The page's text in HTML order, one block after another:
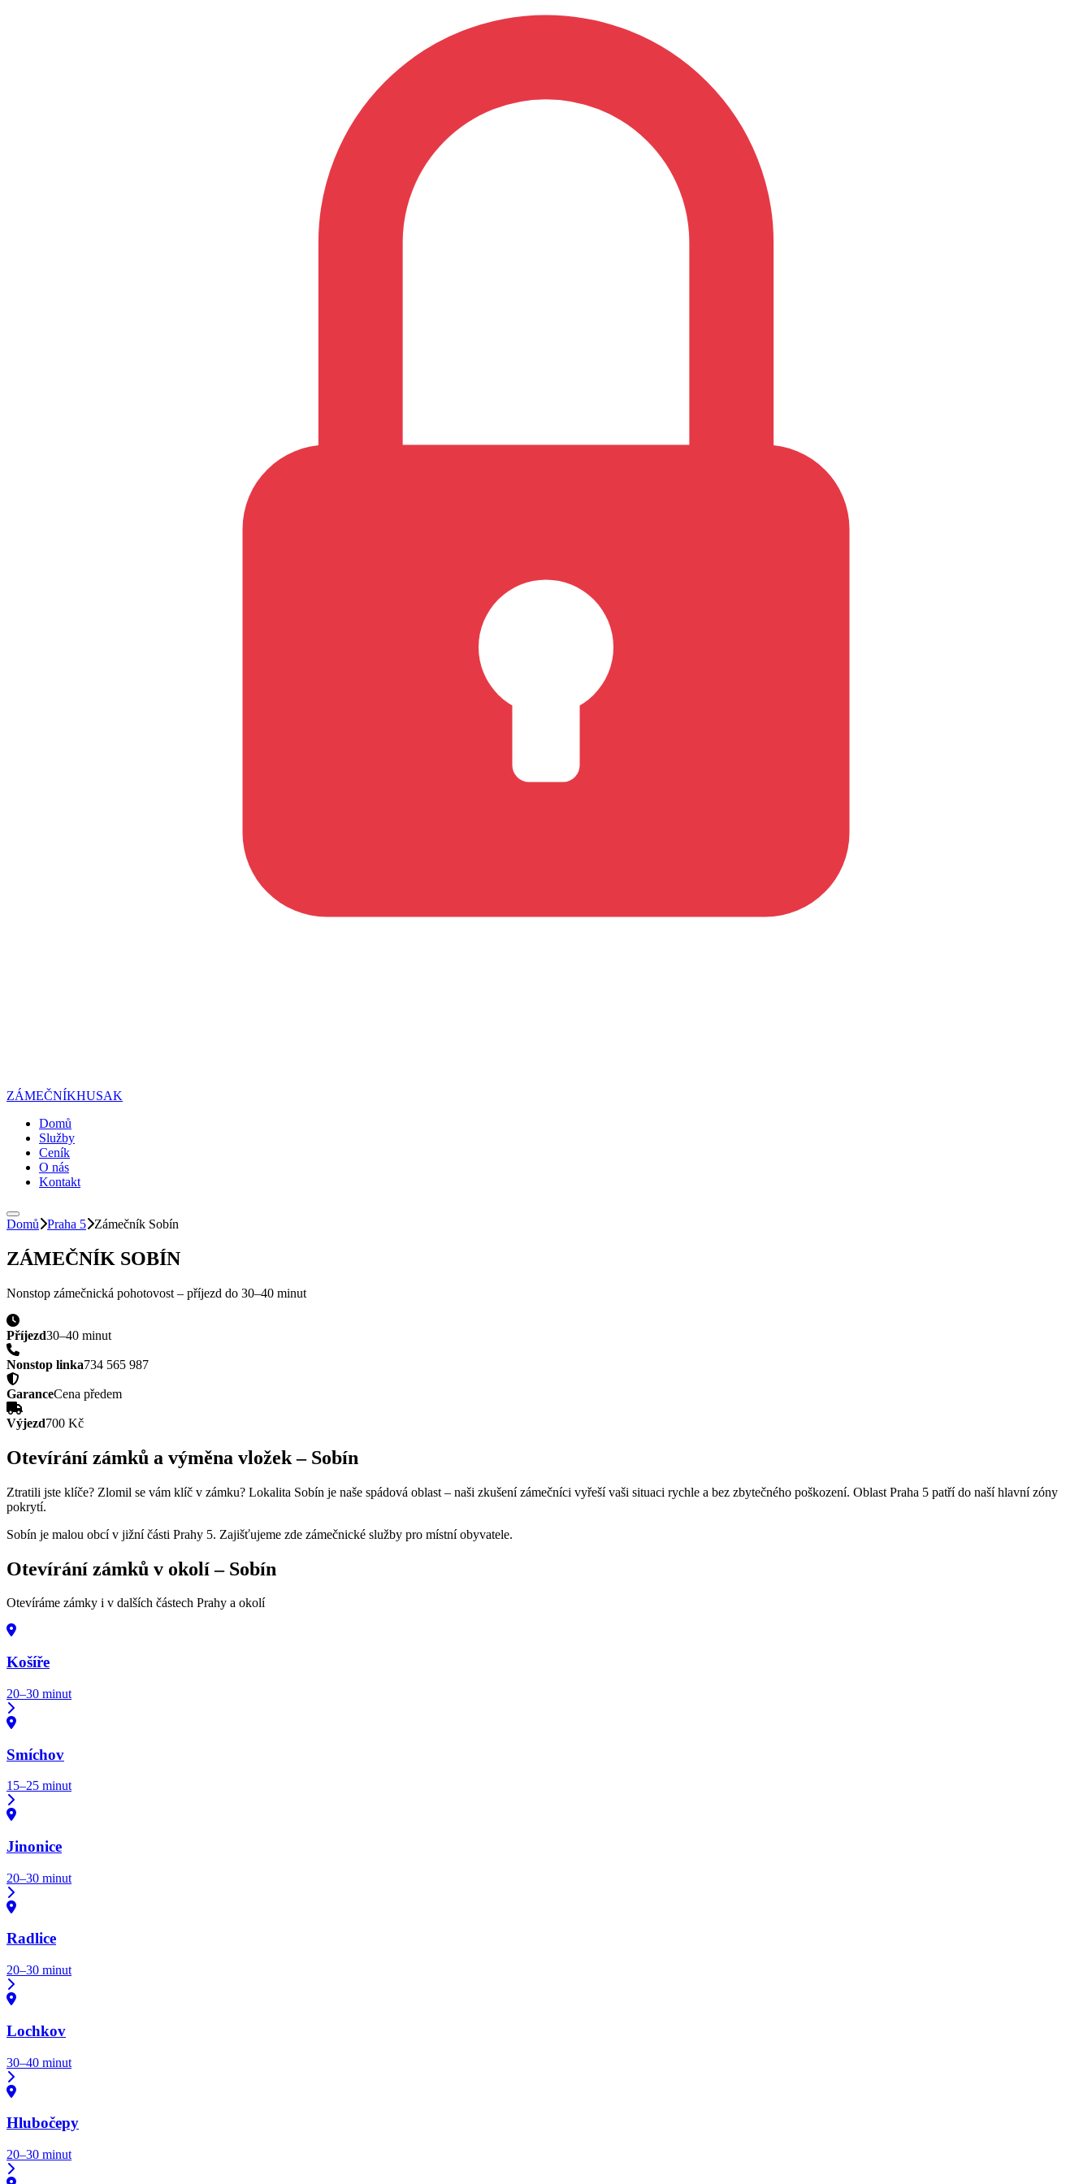
ZÁMEČNÍKHUSAK
Domů
Služby
Ceník
O nás
Kontakt
Domů Praha 5 Zámečník Sobín
ZÁMEČNÍK SOBÍN
Nonstop zámečnická pohotovost – příjezd do 30–40 minut
Příjezd30–40 minut
Nonstop linka734 565 987
GaranceCena předem
Výjezd700 Kč
Otevírání zámků a výměna vložek – Sobín
Ztratili jste klíče? Zlomil se vám klíč v zámku? Lokalita Sobín je naše spádová oblast – naši zkušení zámečníci vyřeší vaši situaci rychle a bez zbytečného poškození. Oblast Praha 5 patří do naší hlavní zóny
pokrytí.
Sobín je malou obcí v jižní části Prahy 5. Zajišťujeme zde zámečnické služby pro místní obyvatele.
Otevírání zámků v okolí – Sobín
Otevíráme zámky i v dalších částech Prahy a okolí
Košíře
20–30 minut
Smíchov
15–25 minut
Jinonice
20–30 minut
Radlice
20–30 minut
Lochkov
30–40 minut
Hlubočepy
20–30 minut